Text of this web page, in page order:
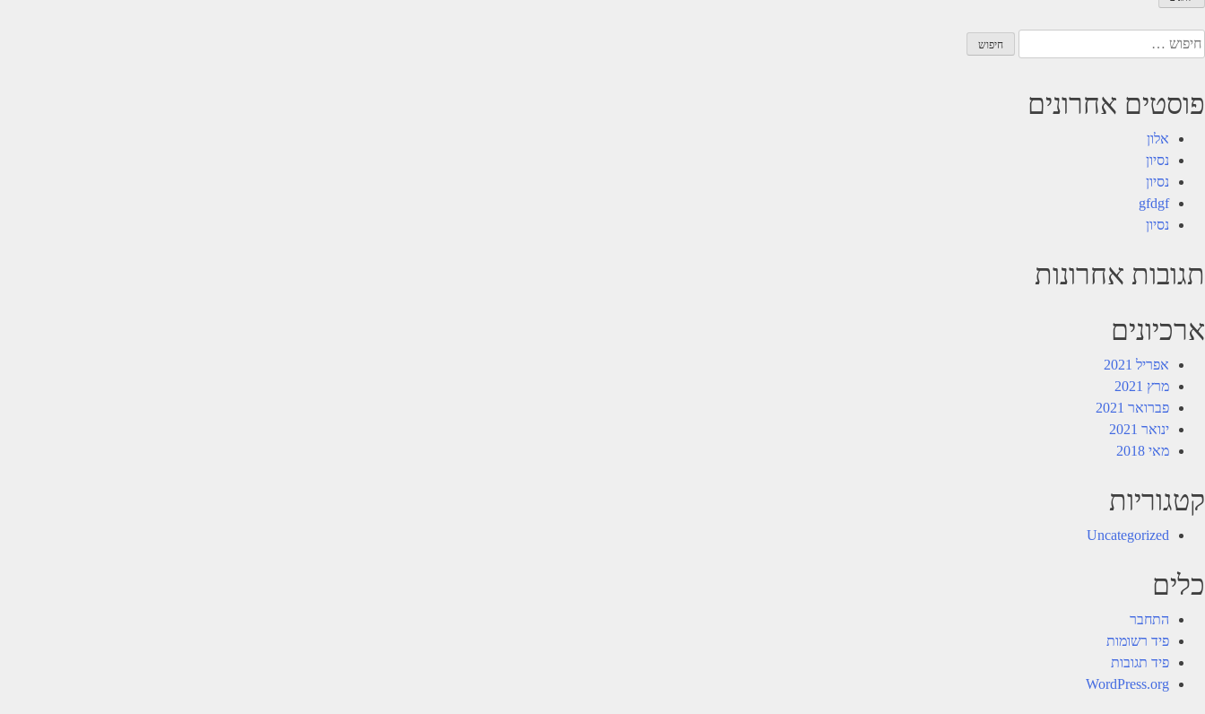
חיפוש:
פוסטים אחרונים
אלון
נסיון
נסיון
gfdgf
נסיון
תגובות אחרונות
ארכיונים
אפריל 2021
מרץ 2021
פברואר 2021
ינואר 2021
מאי 2018
קטגוריות
Uncategorized
כלים
התחבר
פיד רשומות
פיד תגובות
WordPress.org